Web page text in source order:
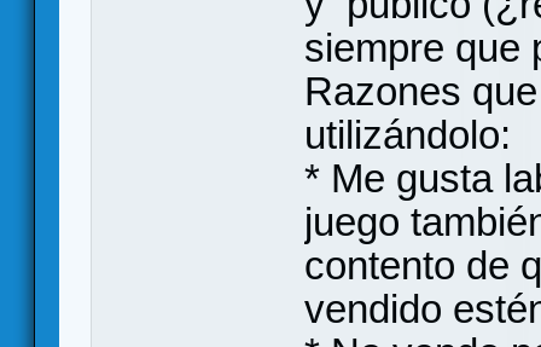
siempre que
Razones
utilizándolo:
* Me gusta
juego
contento de
vendido